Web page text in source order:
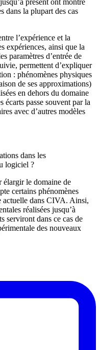
dans la plupart des cas
l’expérience et la
expériences, ainsi que la
paramètres d’entrée de
permettent d’expliquer
: phénomènes physiques
de ses approximations)
en dehors du domaine
passe souvent par la
avec d’autres modèles
dans les
logiciel ?
élargir le domaine de
certains phénomènes
actuelle dans CIVA. Ainsi,
réalisées jusqu’à
serviront dans ce cas de
des nouveaux